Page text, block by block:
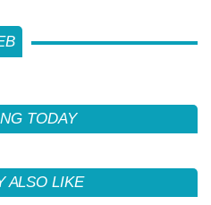
TODAY
ALSO LIKE